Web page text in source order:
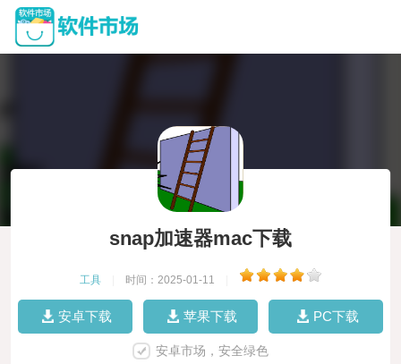
snap加速器mac下载
工具 时间：2025-01-11
安卓下载 苹果下载 PC下载
安卓市场，安全绿色